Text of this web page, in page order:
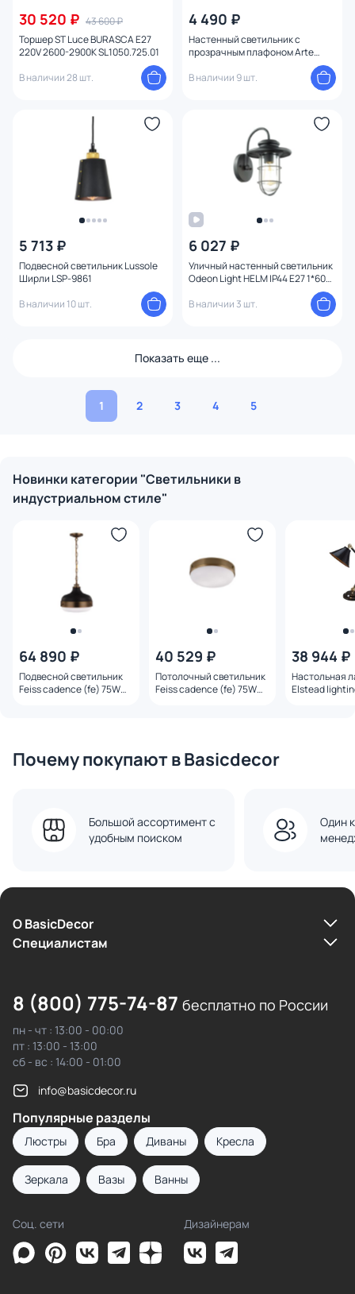
30 520 ₽ 43 600 ₽
Торшер ST Luce BURASCA E27
220V 2600-2900K SL1050.725.01
В наличии 28 шт.
4 490 ₽
Настенный светильник с
прозрачным плафоном Arte
В наличии 9 шт.
5 713 ₽
Подвесной светильник Lussole
Ширли LSP-9861
В наличии 10 шт.
6 027 ₽
Уличный настенный светильник
Odeon Light HELM IP44 E27 1*60W
В наличии 3 шт.
Показать еще ...
1 2 3 4 5
Новинки категории "Светильники в
индустриальном стиле"
64 890 ₽
Подвесной светильник
Feiss cadence (fe) 75W
40 529 ₽
Потолочный светильник
Feiss cadence (fe) 75W
38 944 ₽
Настольная
Elstead
Почему покупают в Basicdecor
Большой ассортимент с
удобным поиском
Один
О BasicDecor
Cпециалистам
8 (800) 775-74-87 бесплатно по России
пн - чт : 13:00 - 00:00
пт : 13:00 - 13:00
сб - вс : 14:00 - 01:00
info@basicdecor.ru
Популярные разделы
Люстры Бра Диваны Кресла
Зеркала Вазы Ванны
Соц. сети Дизайнерам